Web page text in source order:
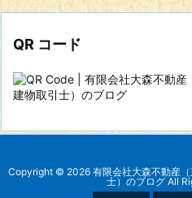
QR コード
Copyright © 2026 有限会社大森不動産
士）のブログAll